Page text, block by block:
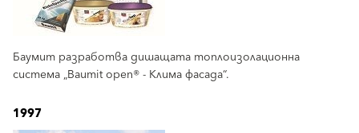
Баумит разработва дишащата топлоизолационна
система „Baumit open® - Клима фасада“.
1997